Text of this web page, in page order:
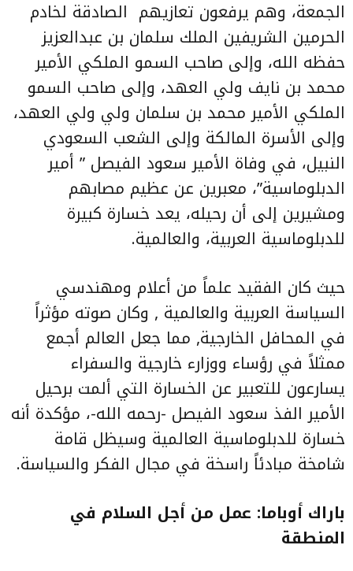
الجمعة، وهم يرفعون تعازيهم الصادقة لخادم
الحرمين الشريفين الملك سلمان بن عبدالعزيز
حفظه الله، وإلى صاحب السمو الملكي الأمير
محمد بن نايف ولي العهد، وإلى صاحب السمو
الملكي الأمير محمد بن سلمان ولي ولي العهد،
وإلى الأسرة المالكة وإلى الشعب السعودي
النبيل، في وفاة الأمير سعود الفيصل ” أمير
الدبلوماسية”، معبرين عن عظيم مصابهم
ومشيرين إلى أن رحيله، يعد خسارة كبيرة
للدبلوماسية العربية، والعالمية.
حيث كان الفقيد علماً من أعلام ومهندسي
السياسة العربية والعالمية , وكان صوته مؤثراً
في المحافل الخارجية, مما جعل العالم أجمع
ممثلاً في رؤساء ووزارء خارجية والسفراء
يسارعون للتعبير عن الخسارة التي ألمت برحيل
الأمير الفذ سعود الفيصل -رحمه الله-، مؤكدة أنه
خسارة للدبلوماسية العالمية وسيظل قامة
شامخة مبادئاً راسخة في مجال الفكر والسياسة.
باراك أوباما: عمل من أجل السلام في
المنطقة